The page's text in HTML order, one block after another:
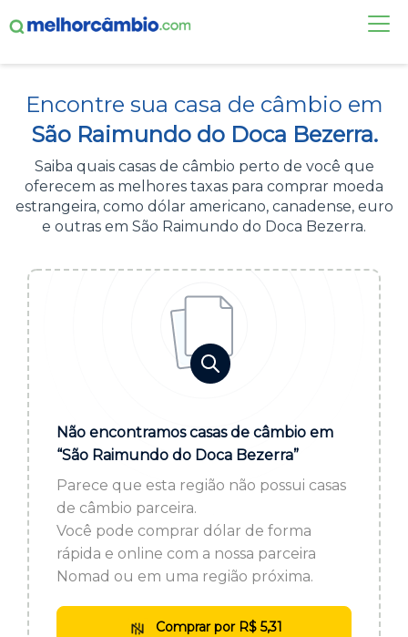
CASAS DE CÂMBIO
DÓLAR HOJE
ALERTA DE CÂMBIO
Acesse sua conta:
BROKER DE OFERTAS
ou cadastre-se se ainda não tem registro:
CADASTRE-SE
Encontre sua casa de câmbio em
São Raimundo do Doca Bezerra.
Saiba quais casas de câmbio perto de você que
oferecem as melhores taxas para comprar moeda
estrangeira, como dólar americano, canadense, euro
e outras em São Raimundo do Doca Bezerra.
Não encontramos casas de câmbio em
“São Raimundo do Doca Bezerra”
Parece que esta região não possui casas
de câmbio parceira.
Você pode comprar dólar de forma
rápida e online com a nossa parceira
Nomad ou em uma região próxima.
Comprar por R$ 5,31